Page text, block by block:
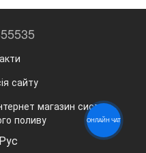
сайту
магазин систем
поливу
Рус
ОНЛАЙН ЧАТ